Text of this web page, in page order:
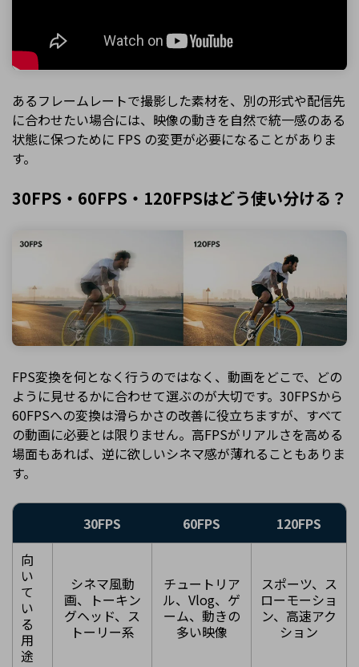
あるフレームレートで撮影した素材を、別の形式や配信先
に合わせたい場合には、映像の動きを自然で統一感のある
状態に保つために FPS の変更が必要になることがありま
す。
30FPS・60FPS・120FPSはどう使い分ける？
FPS変換を何となく行うのではなく、動画をどこで、どの
ように見せるかに合わせて選ぶのが大切です。30FPSから
60FPSへの変換は滑らかさの改善に役立ちますが、すべて
の動画に必要とは限りません。高FPSがリアルさを高める
場面もあれば、逆に欲しいシネマ感が薄れることもありま
す。
30FPS 60FPS
120FPS
向
い
て
い
る
用
途
シネマ風動
画、トーキン
グヘッド、ス
トーリー系
チュートリア
ル、Vlog、ゲ
ーム、動きの
多い映像
スポーツ、ス
ローモーショ
ン、高速アク
ション